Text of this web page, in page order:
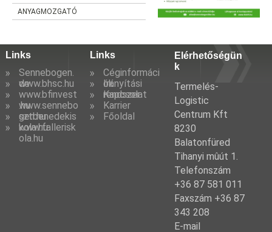
ANYAGMOZGATÓ
Links
Sennebogen.
de
www.bhsc.hu
www.bfinvest
.hu
www.sennebo
gen.hu
sztbenedekis
kola.hu
www.fallerisk
ola.hu
Links
Céginformáci
ók
Irányítási
rendszer
Kapcsolat
Karrier
Főoldal
Elérhetőségün
k
Termelés-
Logistic
Centrum Kft
8230
Balatonfüred
Tihanyi mûút 1.
Telefonszám
+36 87 581 011
Faxszám +36 87
343 208
E-mail